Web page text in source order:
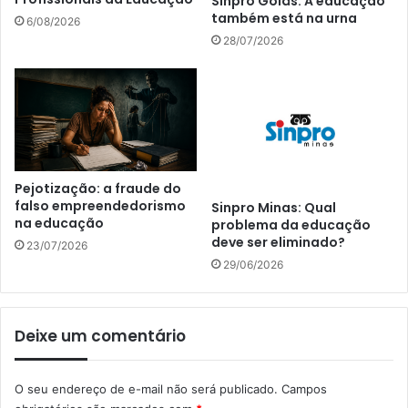
6/08/2026
também está na urna
28/07/2026
Pejotização: a fraude do
falso empreendedorismo
na educação
23/07/2026
Sinpro Minas: Qual
problema da educação
deve ser eliminado?
29/06/2026
Deixe um comentário
O seu endereço de e-mail não será publicado. Campos